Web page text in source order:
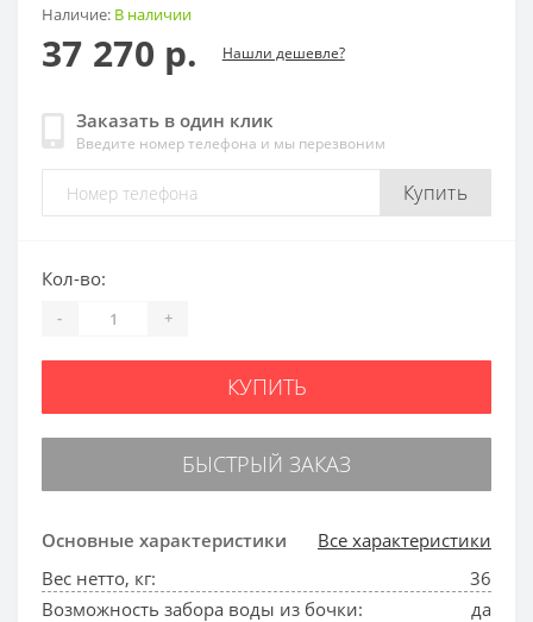
Наличие: В наличии
37 270 р. Нашли дешевле?
Заказать в один клик
Введите номер телефона и мы перезвоним
Купить
Основные характеристики
Все характеристики
Вес нетто, кг:
36
Возможность забора воды из бочки:
да
Кол-во:
- +
КУПИТЬ
БЫСТРЫЙ ЗАКАЗ